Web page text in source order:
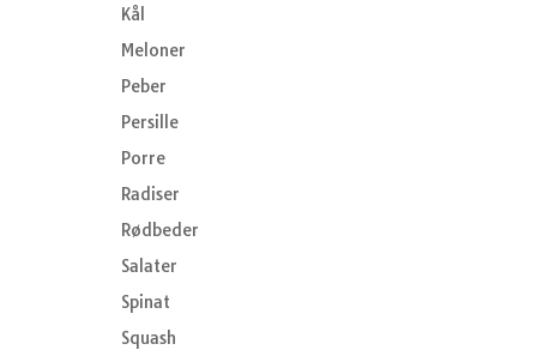
Kål
Meloner
Peber
Persille
Porre
Radiser
Rødbeder
Salater
Spinat
Squash